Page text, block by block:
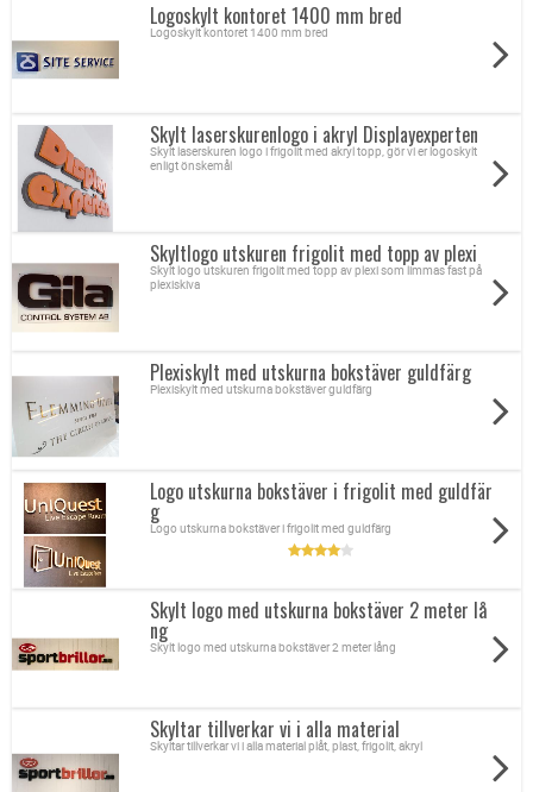
Logoskylt kontoret 1400 mm bred
Logoskylt kontoret 1400 mm bred
Skylt laserskurenlogo i akryl Displayexperten
Skylt laserskuren logo i frigolit med akryl topp, gör vi er logoskylt
enligt önskemål
Skyltlogo utskuren frigolit med topp av plexi
Skylt logo utskuren frigolit med topp av plexi som limmas fast på
plexiskiva
Plexiskylt med utskurna bokstäver guldfärg
Plexiskylt med utskurna bokstäver guldfärg
Logo utskurna bokstäver i frigolit med guldfär
g
Logo utskurna bokstäver i frigolit med guldfärg
Skylt logo med utskurna bokstäver 2 meter lå
ng
Skylt logo med utskurna bokstäver 2 meter lång
Skyltar tillverkar vi i alla material
Skyltar tillverkar vi i alla material plåt, plast, frigolit, akryl